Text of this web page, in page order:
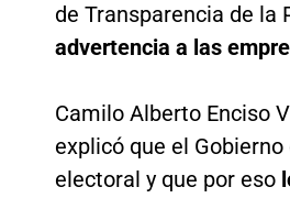
de Transparencia de la
advertencia a las
Camilo Alberto Enciso
explicó que el
electoral y que por eso